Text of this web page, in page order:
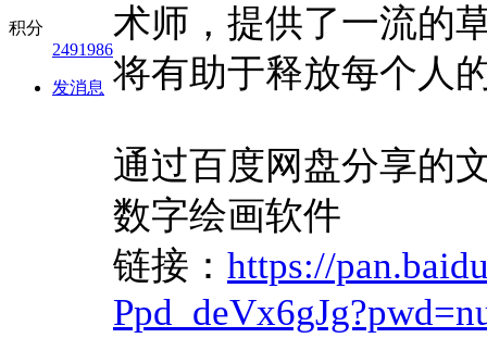
积分
2491986
发消息
术师，提供了一流的
将有助于释放每个人
通过百度网盘分享的
数字绘画软件
链接： https://